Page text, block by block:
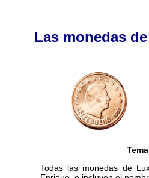
Las monedas
Todas las monedas de